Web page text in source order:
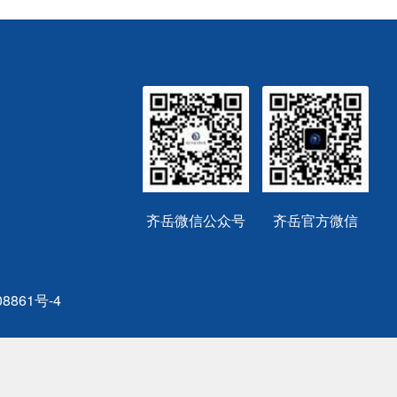
齐岳微信公众号 齐岳官方微信
号-4